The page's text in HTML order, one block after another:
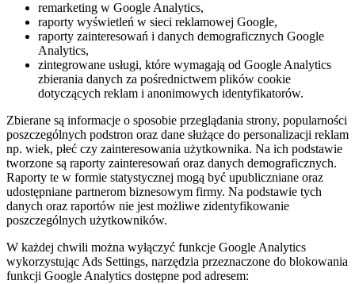
remarketing w Google Analytics,
raporty wyświetleń w sieci reklamowej Google,
raporty zainteresowań i danych demograficznych Google
Analytics,
zintegrowane usługi, które wymagają od Google Analytics
zbierania danych za pośrednictwem plików cookie
dotyczących reklam i anonimowych identyfikatorów.
Zbierane są informacje o sposobie przeglądania strony, popularności
poszczególnych podstron oraz dane służące do personalizacji reklam
np. wiek, płeć czy zainteresowania użytkownika. Na ich podstawie
tworzone są raporty zainteresowań oraz danych demograficznych.
Raporty te w formie statystycznej mogą być upubliczniane oraz
udostępniane partnerom biznesowym firmy. Na podstawie tych
danych oraz raportów nie jest możliwe zidentyfikowanie
poszczególnych użytkowników.
W każdej chwili można wyłączyć funkcje Google Analytics
wykorzystując Ads Settings, narzędzia przeznaczone do blokowania
funkcji Google Analytics dostępne pod adresem: